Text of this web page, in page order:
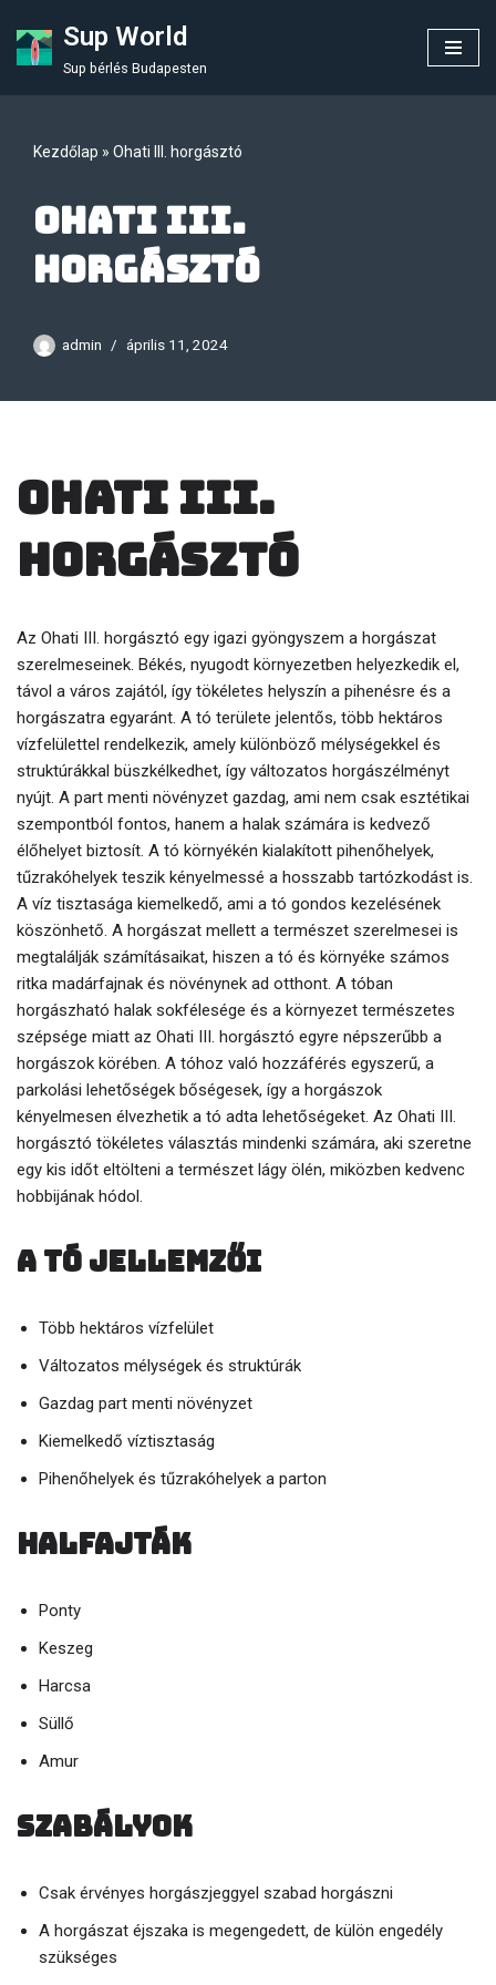
Skip
Sup World
Sup bérlés Budapesten
Kezdőlap » Ohati III. horgásztó
Ohati III.
horgásztó
admin április 11, 2024
Ohati III.
horgásztó
Az Ohati III. horgásztó egy igazi gyöngyszem a horgászat
szerelmeseinek. Békés, nyugodt környezetben helyezkedik el,
távol a város zajától, így tökéletes helyszín a pihenésre és a
horgászatra egyaránt. A tó területe jelentős, több hektáros
vízfelülettel rendelkezik, amely különböző mélységekkel és
struktúrákkal büszkélkedhet, így változatos horgászélményt
nyújt. A part menti növényzet gazdag, ami nem csak esztétikai
szempontból fontos, hanem a halak számára is kedvező
élőhelyet biztosít. A tó környékén kialakított pihenőhelyek,
tűzrakóhelyek teszik kényelmessé a hosszabb tartózkodást is.
A víz tisztasága kiemelkedő, ami a tó gondos kezelésének
köszönhető. A horgászat mellett a természet szerelmesei is
megtalálják számításaikat, hiszen a tó és környéke számos
ritka madárfajnak és növénynek ad otthont. A tóban
horgászható halak sokfélesége és a környezet természetes
szépsége miatt az Ohati III. horgásztó egyre népszerűbb a
horgászok körében. A tóhoz való hozzáférés egyszerű, a
parkolási lehetőségek bőségesek, így a horgászok
kényelmesen élvezhetik a tó adta lehetőségeket. Az Ohati III.
horgásztó tökéletes választás mindenki számára, aki szeretne
egy kis időt eltölteni a természet lágy ölén, miközben kedvenc
hobbijának hódol.
A tó jellemzői
Több hektáros vízfelület
Változatos mélységek és struktúrák
Gazdag part menti növényzet
Kiemelkedő víztisztaság
Pihenőhelyek és tűzrakóhelyek a parton
Halfajták
Ponty
Keszeg
Harcsa
Süllő
Amur
Szabályok
Csak érvényes horgászjeggyel szabad horgászni
A horgászat éjszaka is megengedett, de külön engedély
szükséges